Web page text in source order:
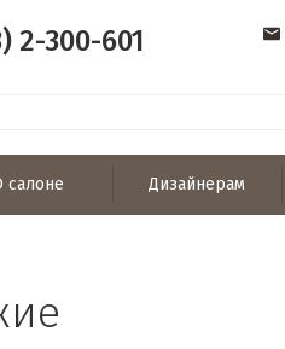
2-300-601
салоне Дизайнерам